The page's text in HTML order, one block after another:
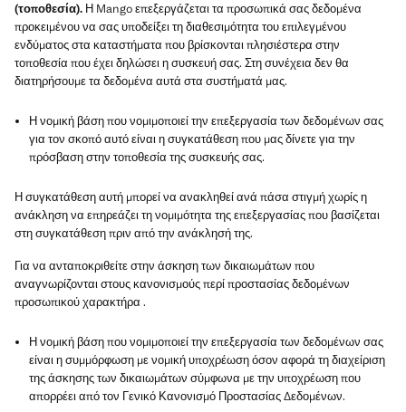
(τοποθεσία). Η Mango επεξεργάζεται τα προσωπικά σας δεδομένα
προκειμένου να σας υποδείξει τη διαθεσιμότητα του επιλεγμένου
ενδύματος στα καταστήματα που βρίσκονται πλησιέστερα στην
τοποθεσία που έχει δηλώσει η συσκευή σας. Στη συνέχεια δεν θα
διατηρήσουμε τα δεδομένα αυτά στα συστήματά μας.
Η νομική βάση που νομιμοποιεί την επεξεργασία των δεδομένων σας
για τον σκοπό αυτό είναι η συγκατάθεση που μας δίνετε για την
πρόσβαση στην τοποθεσία της συσκευής σας.
Η συγκατάθεση αυτή μπορεί να ανακληθεί ανά πάσα στιγμή χωρίς η
ανάκληση να επηρεάζει τη νομιμότητα της επεξεργασίας που βασίζεται
στη συγκατάθεση πριν από την ανάκλησή της.
Για να ανταποκριθείτε στην άσκηση των δικαιωμάτων που
αναγνωρίζονται στους κανονισμούς περί προστασίας δεδομένων
προσωπικού χαρακτήρα .
Η νομική βάση που νομιμοποιεί την επεξεργασία των δεδομένων σας
είναι η συμμόρφωση με νομική υποχρέωση όσον αφορά τη διαχείριση
της άσκησης των δικαιωμάτων σύμφωνα με την υποχρέωση που
απορρέει από τον Γενικό Κανονισμό Προστασίας Δεδομένων.